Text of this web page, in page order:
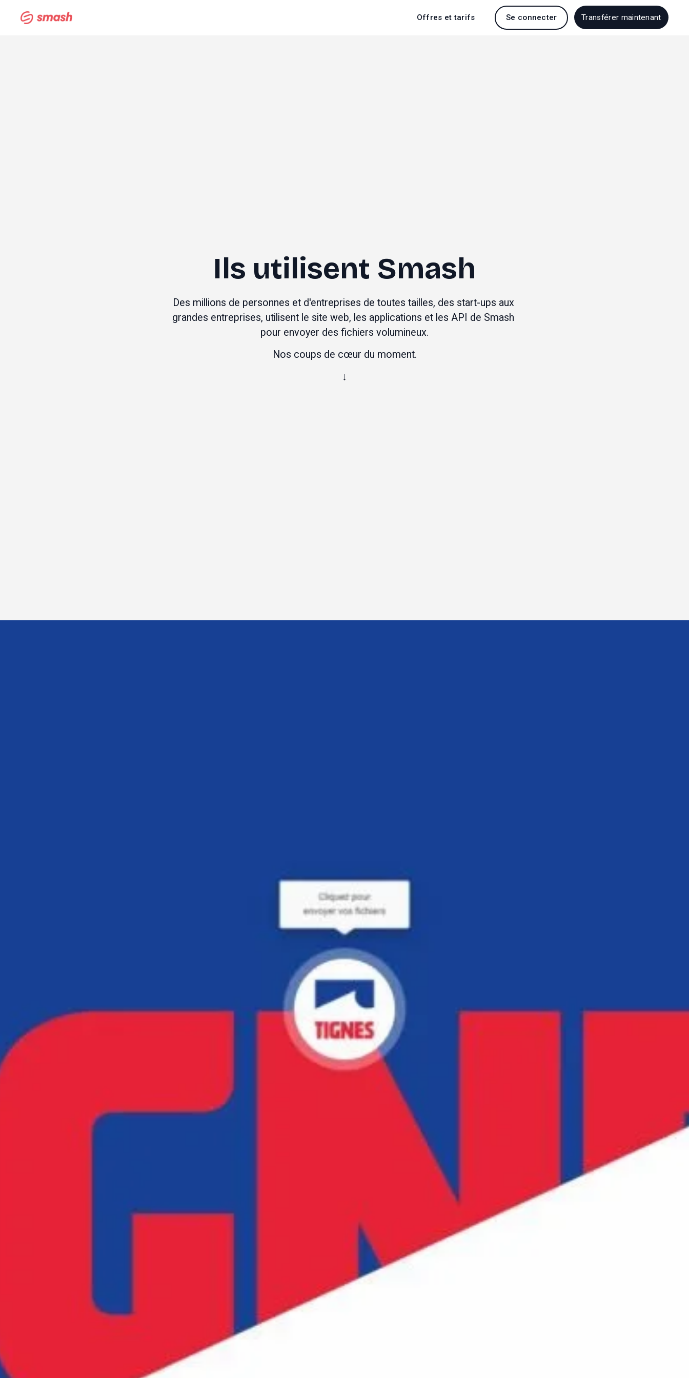
Offres et tarifs Se connecter Transférer maintenant
Ils utilisent Smash
Des millions de personnes et d'entreprises de toutes tailles, des start-ups aux
grandes entreprises, utilisent le site web, les applications et les API de Smash
pour envoyer des fichiers volumineux.
Nos coups de cœur du moment.
↓